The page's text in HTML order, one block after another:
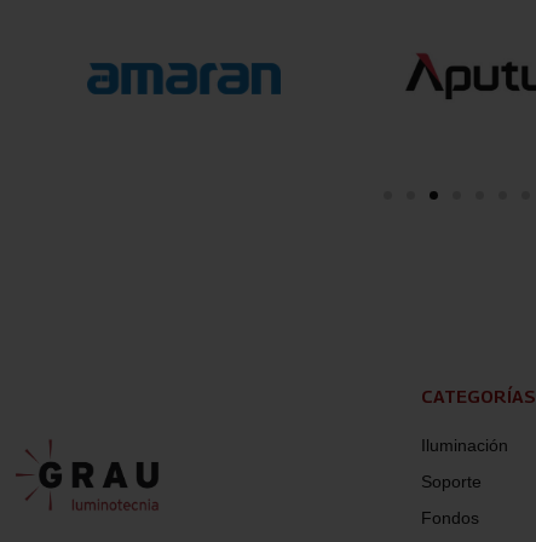
CATEGORÍAS
Iluminación
Soporte
Fondos